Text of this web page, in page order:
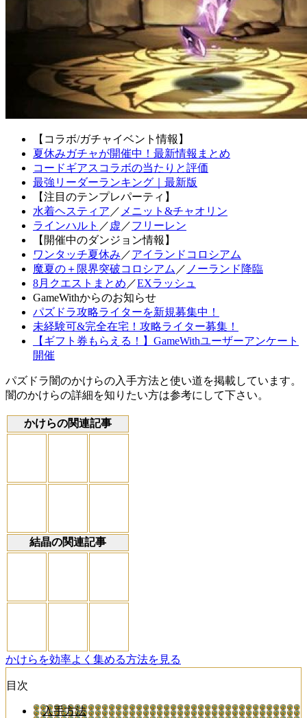
【コラボ/ガチャイベント情報】
夏休みガチャが開催中！最新情報まとめ
コードギアスコラボの当たりと評価
最強リーダーランキング｜最新版
【注目のテンプレパーティ】
水着ヘスティア ／ メニット&チャオリン
ラインハルト ／ 虚 ／フリーレン
【開催中のダンジョン情報】
ワンタッチ夏休み ／アイランドコロシアム
魔夏の＋限界突破コロシアム ／ ノーランド降臨
8月クエストまとめ ／EXラッシュ
GameWithからのお知らせ
パズドラ攻略ライターを新規募集中！
未経験可&完全在宅！攻略ライター募集！
【ギフト券もらえる！】GameWithユーザーアンケート
開催
パズドラ闇のかけらの入手方法と使い道を掲載しています。
闇のかけらの詳細を知りたい方は参考にして下さい。
かけらの関連記事
結晶の関連記事
かけらを効率よく集める方法を見る
目次
入手方法